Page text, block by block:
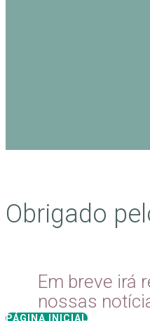
Obrigado
Em breve irá
nossas
PÁGINA INICIAL